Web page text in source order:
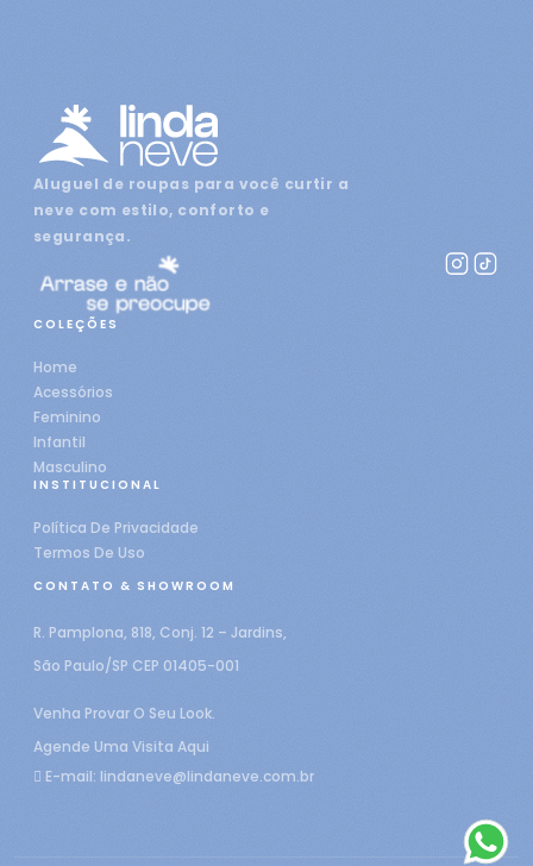
Aluguel de roupas para você curtir a
neve com estilo, conforto e
segurança.
COLEÇÕES
Home
Acessórios
Feminino
Infantil
Masculino
INSTITUCIONAL
Política De Privacidade
Termos De Uso
CONTATO & SHOWROOM
R. Pamplona, 818, Conj. 12 – Jardins,
São Paulo/SP CEP 01405-001
Venha Provar O Seu Look.
Agende Uma Visita Aqui
E-mail: lindaneve@lindaneve.com.br